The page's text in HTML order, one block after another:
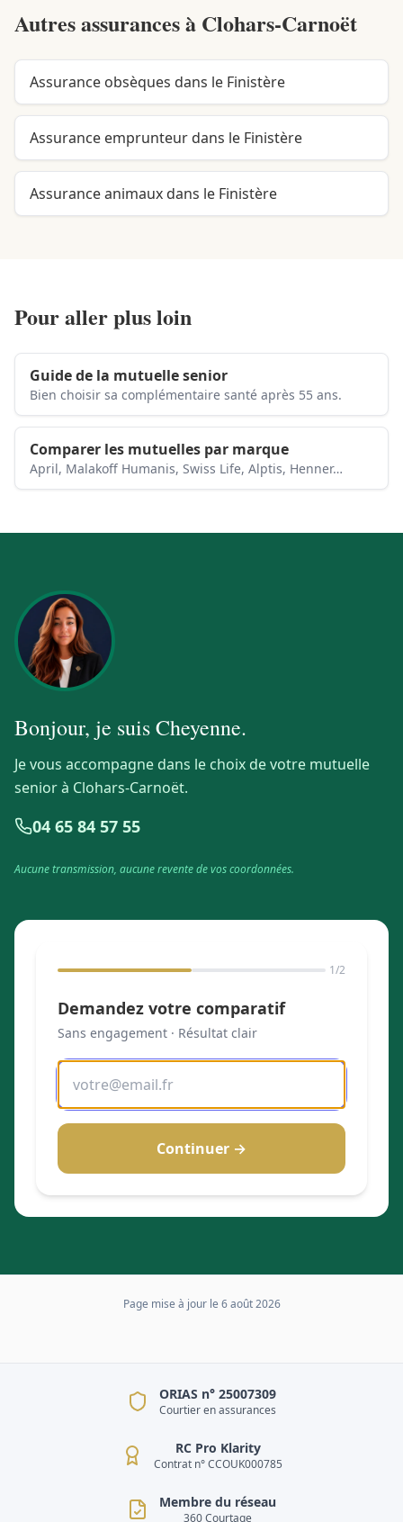
Autres assurances à Clohars-Carnoët
Assurance obsèques dans le Finistère
Assurance emprunteur dans le Finistère
Assurance animaux dans le Finistère
Pour aller plus loin
Guide de la mutuelle senior
Bien choisir sa complémentaire santé après 55 ans.
Comparer les mutuelles par marque
April, Malakoff Humanis, Swiss Life, Alptis, Henner…
Bonjour, je suisCheyenne.
Je vous accompagne dans le choix de votre mutuelle
senior à Clohars-Carnoët.
04 65 84 57 55
Aucune transmission, aucune revente de vos coordonnées.
1/2
Demandez votre comparatif
Sans engagement · Résultat clair
Continuer →
Page mise à jour le 6 août 2026
ORIAS n° 25007309
Courtier en assurances
RC Pro Klarity
Contrat n° CCOUK000785
Membre du réseau
360 Courtage